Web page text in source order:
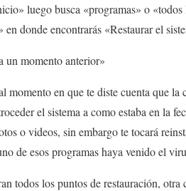
luego busca «programas» o «todos
donde encontrarás «Restaurar el
un momento anterior»
momento en que te diste cuenta que
el sistema a como estaba en la
o videos, sin embargo te tocará
de esos programas haya venido el
todos los puntos de restauración, otra